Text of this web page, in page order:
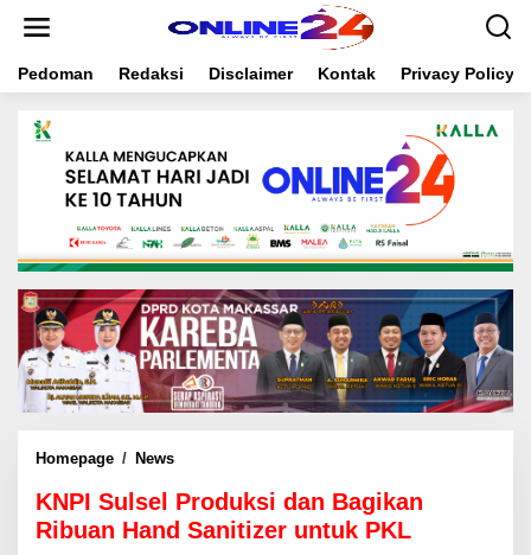
t
Pedoman Redaksi Disclaimer Kontak Privacy Policy
Homepage / News
P
I
S
KNPI Sulsel Produksi dan Bagikan
Ribuan Hand Sanitizer untuk PKL